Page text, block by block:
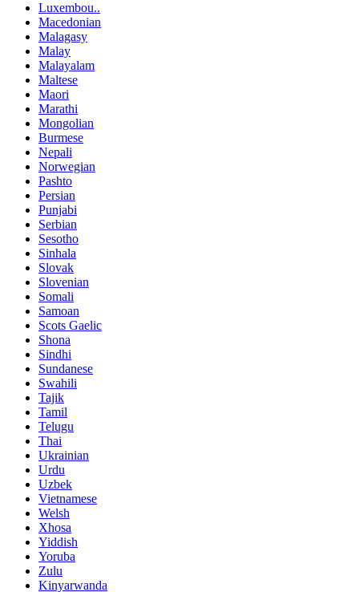
Luxembou..
Macedonian
Malagasy
Malay
Malayalam
Maltese
Maori
Marathi
Mongolian
Burmese
Nepali
Norwegian
Pashto
Persian
Punjabi
Serbian
Sesotho
Sinhala
Slovak
Slovenian
Somali
Samoan
Scots Gaelic
Shona
Sindhi
Sundanese
Swahili
Tajik
Tamil
Telugu
Thai
Ukrainian
Urdu
Uzbek
Vietnamese
Welsh
Xhosa
Yiddish
Yoruba
Zulu
Kinyarwanda